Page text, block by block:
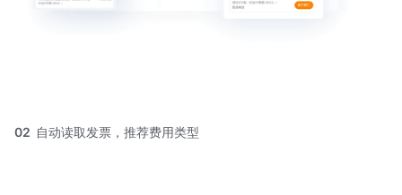
02 自动读取发票，推荐费用类型